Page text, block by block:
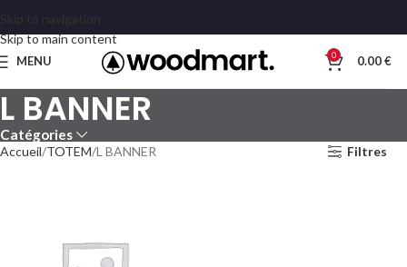
Skip to main content
MENU 0 0.00€
L BANNER
Catégories
Accueil TOTEM L BANNER Filtres